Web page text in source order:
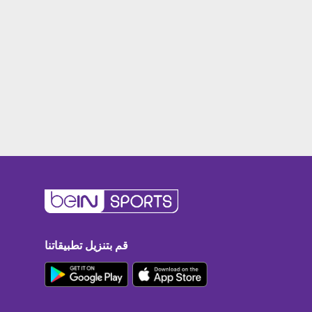
قم بتنزيل تطبيقاتنا